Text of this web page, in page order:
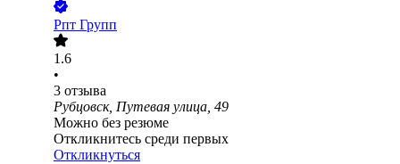
Рпт Групп
1.6
•
3 отзыва
Рубцовск, Путевая улица, 49
Можно без резюме
Откликнитесь среди первых
Откликнуться